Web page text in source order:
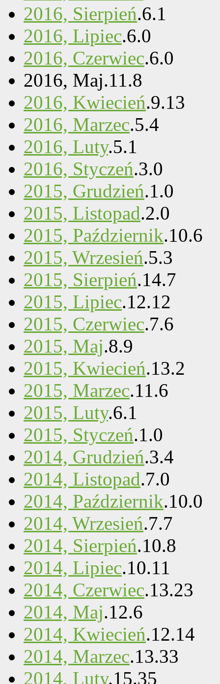
2016, Sierpień.6.1
2016, Lipiec.6.0
2016, Czerwiec.6.0
2016, Maj.11.8
2016, Kwiecień.9.13
2016, Marzec.5.4
2016, Luty.5.1
2016, Styczeń.3.0
2015, Grudzień.1.0
2015, Listopad.2.0
2015, Październik.10.6
2015, Wrzesień.5.3
2015, Sierpień.14.7
2015, Lipiec.12.12
2015, Czerwiec.7.6
2015, Maj.8.9
2015, Kwiecień.13.2
2015, Marzec.11.6
2015, Luty.6.1
2015, Styczeń.1.0
2014, Grudzień.3.4
2014, Listopad.7.0
2014, Październik.10.0
2014, Wrzesień.7.7
2014, Sierpień.10.8
2014, Lipiec.10.11
2014, Czerwiec.13.23
2014, Maj.12.6
2014, Kwiecień.12.14
2014, Marzec.13.33
2014, Luty.15.35